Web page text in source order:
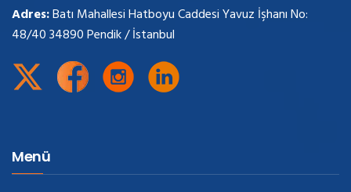
Adres:Batı Mahallesi Hatboyu Caddesi Yavuz İşhanı No:
48/40 34890 Pendik / İstanbul
Menü